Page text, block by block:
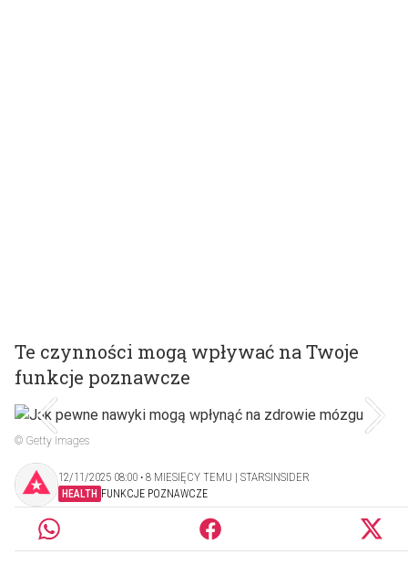
Te czynności mogą wpływać na Twoje
funkcje poznawcze
© Getty Images
12/11/2025 08:00 ‧ 8 MIESIĘCY TEMU | STARSINSIDER
HEALTH FUNKCJE POZNAWCZE